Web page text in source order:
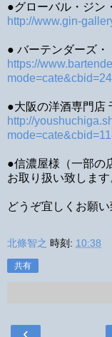
●グローバル・ジン
http://www.gin-
● バーテンダーズ
https://
●大阪の洋酒専門店
http://
●信濃屋様（一部の
お取り扱い致します
どうぞ宜しくお願い
北條智之 時刻: 10:38
共有
‹